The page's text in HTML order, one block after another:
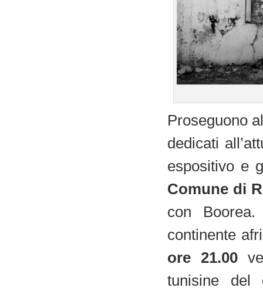
Proseguono
dedicati
espositivo e
Comune di
con
continente
ore 21.00
tunisine del